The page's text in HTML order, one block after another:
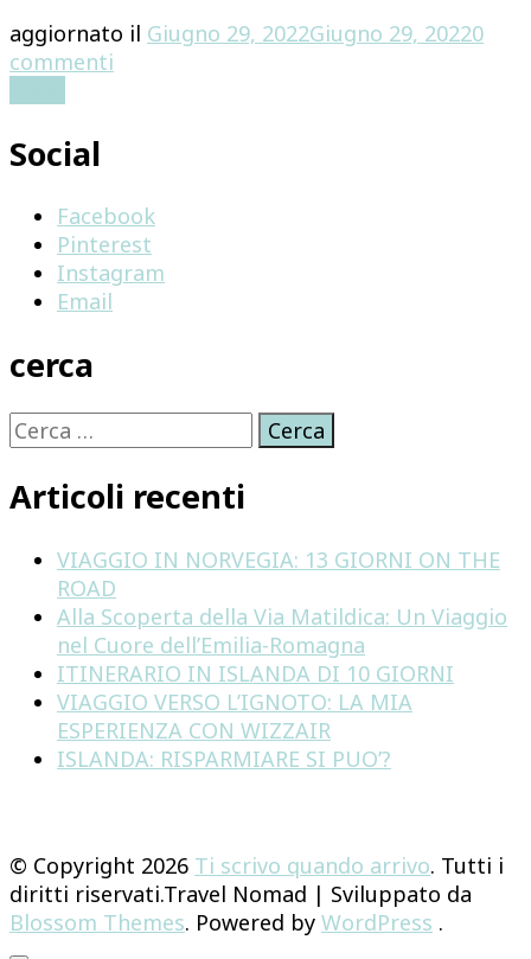
aggiornato il Giugno 29, 2022Giugno 29, 20220
commenti
UN
VIAGGIO
Social
Facebook
Pinterest
Instagram
Email
cerca
Ricerca
per:
Articoli recenti
VIAGGIO IN NORVEGIA: 13 GIORNI ON THE
ROAD
Alla Scoperta della Via Matildica: Un Viaggio
nel Cuore dell’Emilia-Romagna
ITINERARIO IN ISLANDA DI 10 GIORNI
VIAGGIO VERSO L’IGNOTO: LA MIA
ESPERIENZA CON WIZZAIR
ISLANDA: RISPARMIARE SI PUO’?
© Copyright 2026 Ti scrivo quando arrivo. Tutti i
diritti riservati.Travel Nomad | Sviluppato da
Blossom Themes. Powered by WordPress .